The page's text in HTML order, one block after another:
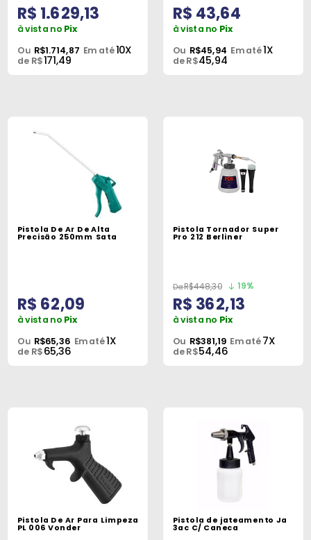
Oficina
Mecânica
R$ 1.629,13
à vista no Pix
Ou R$1.714,87 Em até10X
de R$171,49
R$ 43,64
à vista no Pix
Ou R$45,94 Em até1X
de R$45,94
Pistola De Ar De Alta
Precisão 250mm Sata
R$ 62,09
à vista no Pix
Ou R$65,36 Em até1X
de R$65,36
Pistola Tornador Super
Pro 212 Berliner
R$448,30 19%
R$ 362,13
à vista no Pix
Ou R$381,19 Em até7X
de R$54,46
Pistola De Ar Para Limpeza
PL 006 Vonder
Pistola de jateamento Ja
3ac C/ Caneca